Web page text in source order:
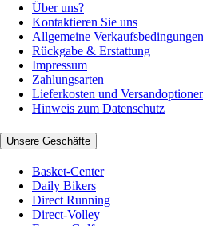
Über uns?
Kontaktieren Sie uns
Allgemeine Verkaufsbedingungen
Rückgabe & Erstattung
Impressum
Zahlungsarten
Lieferkosten und
Hinweis zum Datenschutz
Unsere Geschäfte
Basket-Center
Daily Bikers
Direct Running
Direct-Volley